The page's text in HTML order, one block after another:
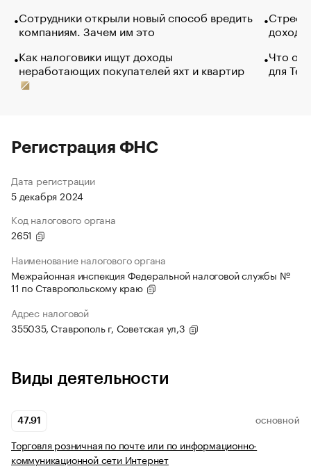
Сотрудники открыли новый способ вредить
компаниям. Зачем им это
Как налоговики ищут доходы
неработающих покупателей яхт и квартир
Что
для
Регистрация ФНС
Дата регистрации
5 декабря 2024
Код налогового органа
2651
Наименование налогового органа
Межрайонная инспекция Федеральной налоговой службы №
11 по Ставропольскому краю
Адрес налоговой
355035, Ставрополь г, Советская ул,3
Виды деятельности
47.91 ОСНОВНОЙ
Торговля розничная по почте или по информационно-
коммуникационной сети Интернет